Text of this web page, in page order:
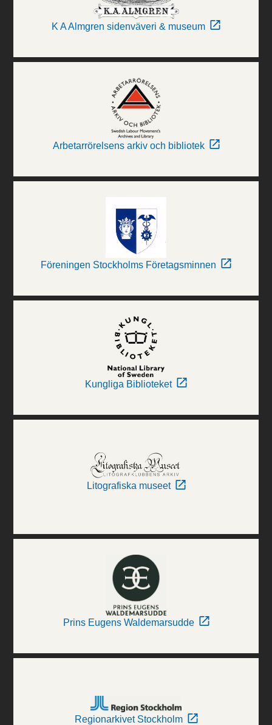
K A Almgren sidenväveri & museum
Arbetarrörelsens arkiv och bibliotek
Föreningen Stockholms Företagsminnen
Kungliga Biblioteket
Litografiska museet
Prins Eugens Waldemarsudde
Regionarkivet Stockholm